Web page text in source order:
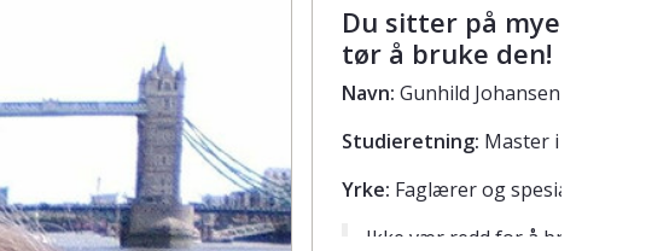
Du sitter på mye god
tør å bruke den!
Navn: Gunhild Johansen Blomsø
Studieretning: Master i
Yrke: Faglærer og
Ikke vær redd for å bruke